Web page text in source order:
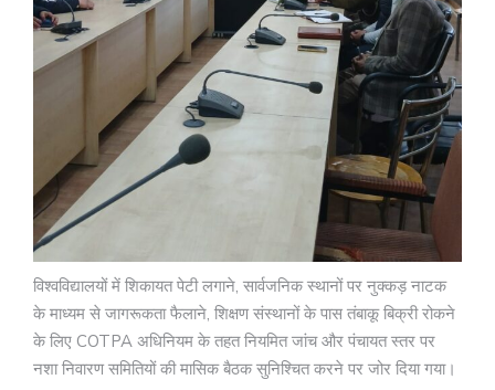
विश्वविद्यालयों में शिकायत पेटी लगाने, सार्वजनिक स्थानों पर नुक्कड़ नाटक
के माध्यम से जागरूकता फैलाने, शिक्षण संस्थानों के पास तंबाकू बिक्री रोकने
के लिए COTPA अधिनियम के तहत नियमित जांच और पंचायत स्तर पर
नशा निवारण समितियों की मासिक बैठक सुनिश्चित करने पर जोर दिया गया।